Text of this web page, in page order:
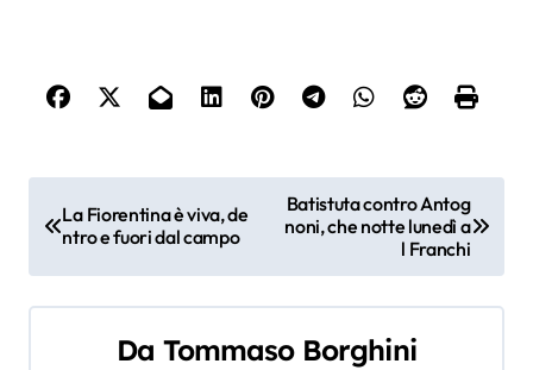
v
La Fiorentina è viva, de
ntro e fuori dal campo
Batistuta contro Antog
noni, che notte lunedì a
l Franchi
Da Tommaso Borghini